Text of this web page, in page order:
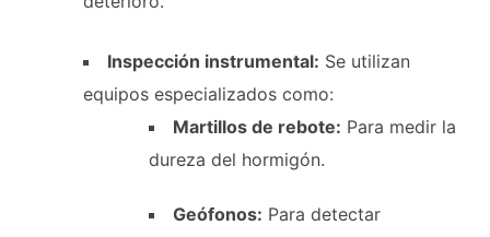
Inspección instrumental: Se utilizan
equipos especializados como:
Martillos de rebote: Para medir la
dureza del hormigón.
Geófonos: Para detectar